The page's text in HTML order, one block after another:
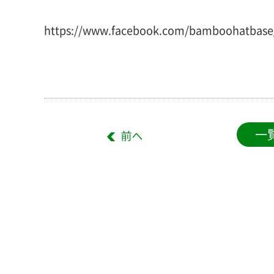
https://www.facebook.com/
一